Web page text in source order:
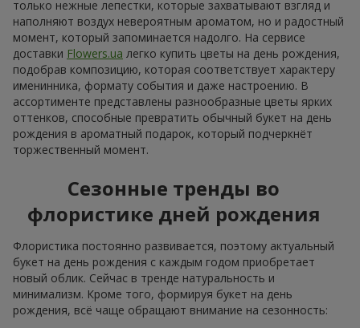
только нежные лепестки, которые захватывают взгляд и
наполняют воздух невероятным ароматом, но и радостный
момент, который запоминается надолго. На сервисе
доставки Flowers.ua легко купить цветы на день рождения,
подобрав композицию, которая соответствует характеру
именинника, формату события и даже настроению. В
ассортименте представлены разнообразные цветы ярких
оттенков, способные превратить обычный букет на день
рождения в ароматный подарок, который подчеркнёт
торжественный момент.
Сезонные тренды во
флористике дней рождения
Флористика постоянно развивается, поэтому актуальный
букет на день рождения с каждым годом приобретает
новый облик. Сейчас в тренде натуральность и
минимализм. Кроме того, формируя букет на день
рождения, всё чаще обращают внимание на сезонность: